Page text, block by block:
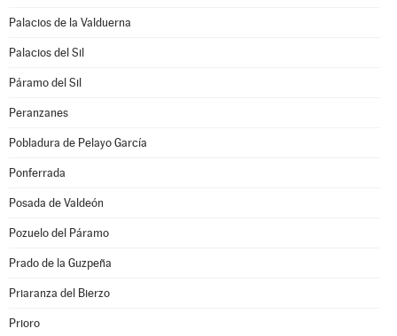
Palacios de la Valduerna
Palacios del Sil
Páramo del Sil
Peranzanes
Pobladura de Pelayo García
Ponferrada
Posada de Valdeón
Pozuelo del Páramo
Prado de la Guzpeña
Priaranza del Bierzo
Prioro